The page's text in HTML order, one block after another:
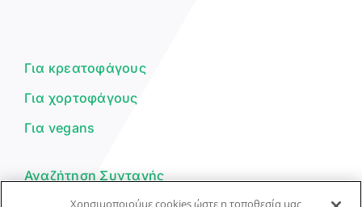
Για κρεατοφάγους
Για χορτοφάγους
Για vegans
Αναζήτηση Συνταγής
Χρησιμοποιούμε cookies ώστε η τοποθεσία μας